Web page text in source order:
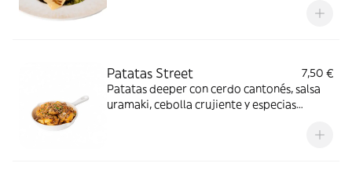
Patatas Street
7,50 €
Patatas deeper con cerdo cantonés, salsa
uramaki, cebolla crujiente y especias